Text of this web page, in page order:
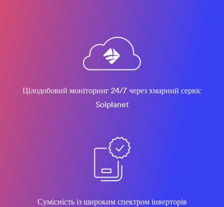
Цілодобовий моніторинг 24/7 через хмарний сервіс
Solplanet
Сумісність із широким спектром інверторів